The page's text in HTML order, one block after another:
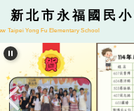
跳到主要內容區
新北市永福國民小
Taipei Yong Fu Elementary School